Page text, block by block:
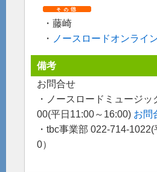
・藤崎
・ ノースロードオンライ
備考
お問合せ
・ノースロードミュージ
00(平日11:00～16:00) お問
・tbc事業部 022-714-
0）